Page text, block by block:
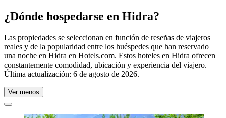
¿Dónde hospedarse en Hidra?
Las propiedades se seleccionan en función de reseñas de viajeros
reales y de la popularidad entre los huéspedes que han reservado
una noche en Hidra en Hotels.com. Estos hoteles en Hidra ofrecen
constantemente comodidad, ubicación y experiencia del viajero.
Última actualización: 6 de agosto de 2026.
Ver menos